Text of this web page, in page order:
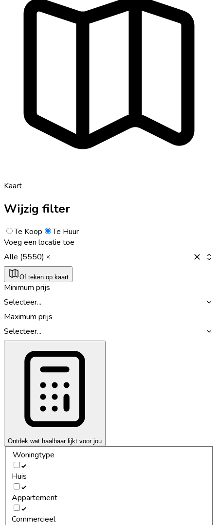
Kaart
Wijzig filter
Te Koop
Te Huur
Voeg een locatie toe
Alle (5550)
Of teken op kaart
Minimum prijs
Selecteer...
Maximum prijs
Selecteer...
Ontdek wat haalbaar lijkt voor jou
Woningtype
Huis
Appartement
Commercieel